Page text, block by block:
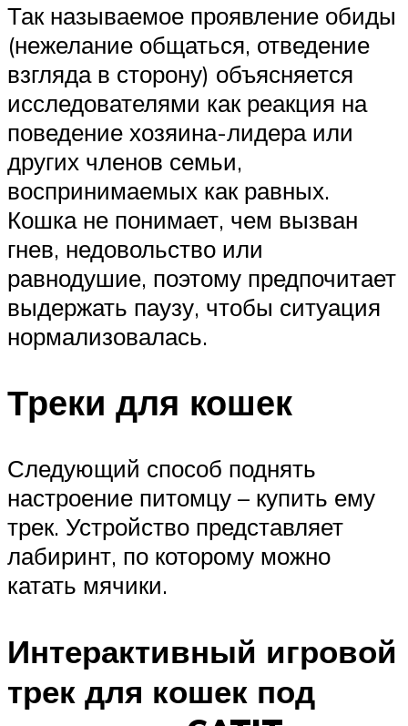
Так называемое проявление обиды
(нежелание общаться, отведение
взгляда в сторону) объясняется
исследователями как реакция на
поведение хозяина-лидера или
других членов семьи,
воспринимаемых как равных.
Кошка не понимает, чем вызван
гнев, недовольство или
равнодушие, поэтому предпочитает
выдержать паузу, чтобы ситуация
нормализовалась.
Треки для кошек
Следующий способ поднять
настроение питомцу – купить ему
трек. Устройство представляет
лабиринт, по которому можно
катать мячики.
Интерактивный игровой
трек для кошек под